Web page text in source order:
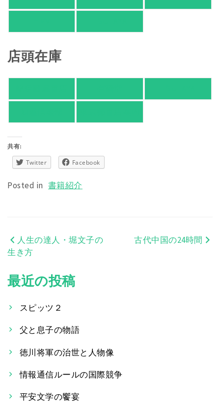
店頭在庫
共有:
Twitter Facebook
Posted in 書籍紹介
投
ナ
ビ
シ
ョ
ン
人生の達人・堀文子の
生き方
古代中国の24時間
最近の投稿
スピッツ２
父と息子の物語
徳川将軍の治世と人物像
情報通信ルールの国際競争
平安文学の饗宴